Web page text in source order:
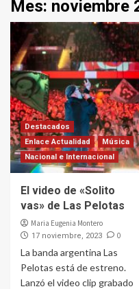
Mes: noviembre
Destacados
Enlace Actualidad
Música
Nacional e Internacional
El video de «Solito
vas» de Las Pelotas
Maria Eugenia Montero
17 noviembre, 2023 0
La banda argentina Las
Pelotas está de estreno.
Lanzó el video clip grabado